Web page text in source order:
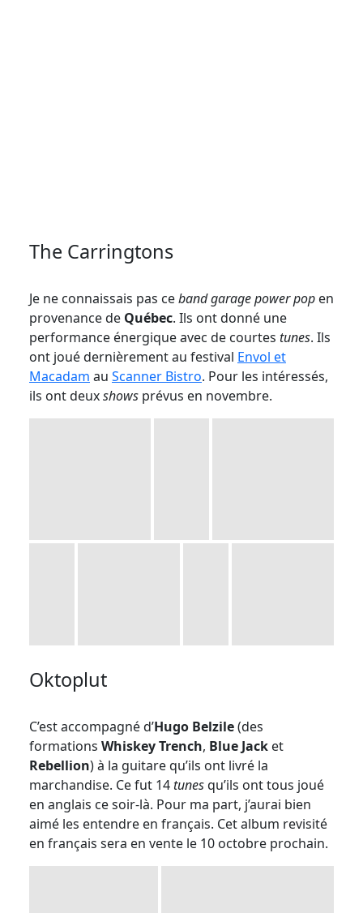
The Carringtons
Je ne connaissais pas cebandgaragepower pop en
provenance de Québec. Ils ont donné une
performance énergique avec de courtes tunes. Ils
ont joué dernièrement au festival Envol et
Macadam au Scanner Bistro. Pour les intéressés,
ils ont deuxshows prévus en novembre.
Oktoplut
C’est accompagné d’Hugo Belzile(des
formations Whiskey Trench, Blue Jack et
Rebellion) à la guitare qu’ils ont livré la
marchandise. Ce fut 14tunesqu’ils ont tous joué
en anglais ce soir-là. Pour ma part, j’aurai bien
aimé les entendre en français. Cet album revisité
en français sera en vente le 10 octobre prochain.